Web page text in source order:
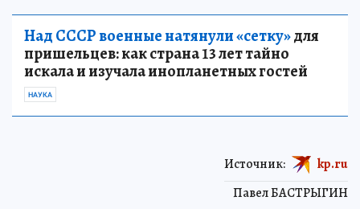
Над СССР военные натянули «сетку»для
пришельцев: как страна 13 лет тайно
искала и изучала инопланетных гостей
НАУКА
Павел БАСТРЫГИН
Источник: kp.ru